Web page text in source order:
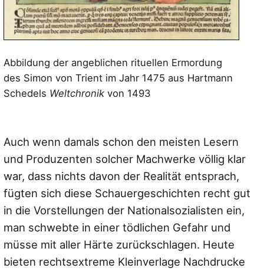
Abbildung der angeblichen rituellen Ermordung
des Simon von Trient im Jahr 1475 aus Hartmann
Schedels Weltchronik von 1493
Auch wenn damals schon den meisten Lesern
und Produzenten solcher Machwerke völlig klar
war, dass nichts davon der Realität entsprach,
fügten sich diese Schauergeschichten recht gut
in die Vorstellungen der Nationalsozialisten ein,
man schwebte in einer tödlichen Gefahr und
müsse mit aller Härte zurückschlagen. Heute
bieten rechtsextreme Kleinverlage Nachdrucke